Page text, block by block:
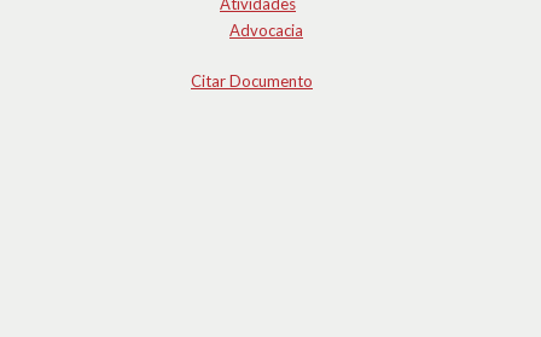
Advocacia
Citar Documento